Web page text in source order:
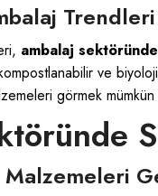
ambalaj
ve
görmek